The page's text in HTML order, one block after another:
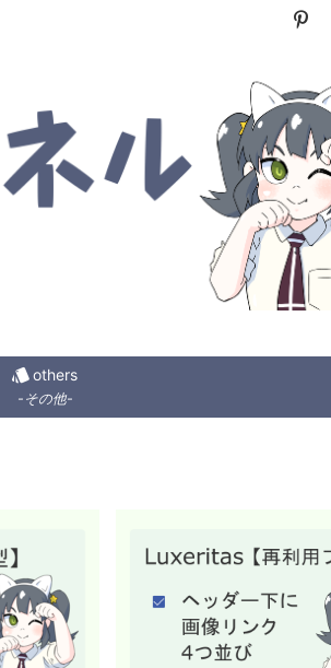
styleothers
-その他-